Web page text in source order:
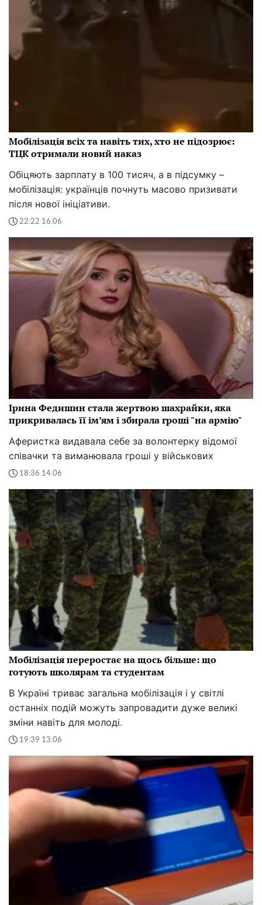
Мобілізація всіх та навіть тих, хто не підозрює:
ТЦК отримали новий наказ
Обіцяють зарплату в 100 тисяч, а в підсумку –
мобілізація: українців почнуть масово призивати
після нової ініціативи.
22:22 16.06
Ірина Федишин стала жертвою шахрайки, яка
прикривалась її ім’ям і збирала гроші "на армію"
Аферистка видавала себе за волонтерку відомої
співачки та виманювала гроші у військових
18:36 14.06
Мобілізація переростає на щось більше: що
готують школярам та студентам
В Україні триває загальна мобілізація і у світлі
останніх подій можуть запровадити дуже великі
зміни навіть для молоді.
19:39 13.06